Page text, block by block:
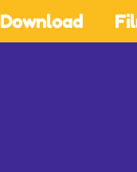
Download